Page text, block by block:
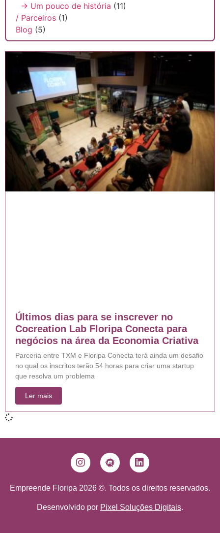
Últimos dias para se inscrever no
Cocreation Lab Floripa Conecta para
negócios na área da Economia Criativa
Parceria entre TXM e Floripa Conecta terá ainda um desafio
no qual os inscritos terão 54 horas para criar uma startup
que resolva um problema
Ler mais
→ Um pouco de história (11)
/ Parceiros (1)
Blog (5)
Empreende Floripa 2026 ©. Todos os direitos reservados.
Desenvolvido por Pixel Soluções Digitais.